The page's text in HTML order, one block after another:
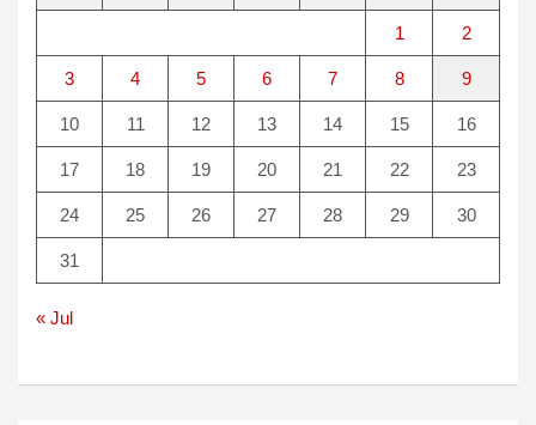
1 2
3 4 5 6 7 8 9
10 11 12 13 14 15 16
17 18 19 20 21 22 23
24 25 26 27 28 29 30
31
« Jul